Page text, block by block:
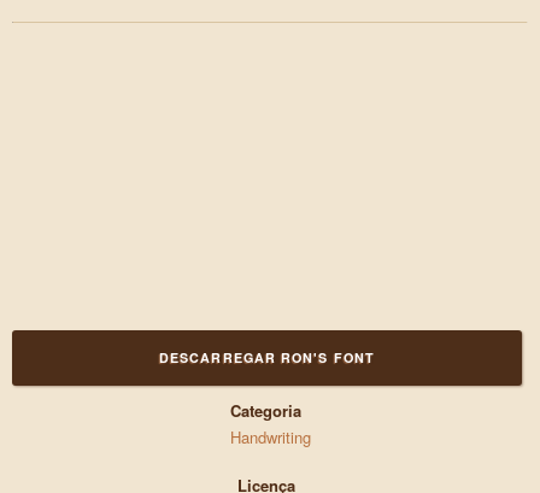
DESCARREGAR RON'S FONT
Categoria
Handwriting
Licença